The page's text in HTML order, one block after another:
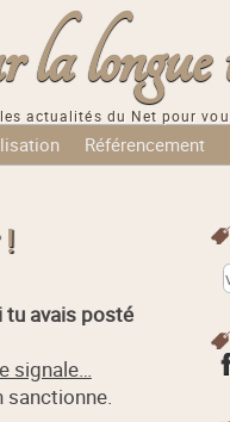
longue
actualités du Net pour
Référencement
tu avais posté
signale…
sanctionne.